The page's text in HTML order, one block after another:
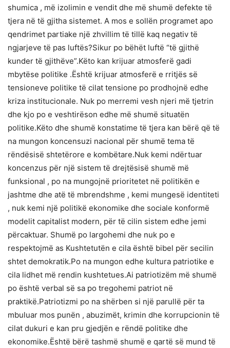
shumica , më izolimin e vendit dhe më shumë defekte të
tjera në të gjitha sistemet. A mos e sollën programet apo
qendrimet partiake një zhvillim të tillë kaq negativ të
ngjarjeve të pas luftës?Sikur po bëhët luftë “të gjithë
kunder të gjithëve”.Këto kan krijuar atmosferë gadi
mbytëse politike .Është krijuar atmosferë e rritjës së
tensioneve politike të cilat tensione po prodhojnë edhe
kriza institucionale. Nuk po merremi vesh njeri më tjetrin
dhe kjo po e veshtirëson edhe më shumë situatën
politike.Këto dhe shumë konstatime të tjera kan bërë që të
na mungon koncensuzi nacional për shumë tema të
rëndësisë shtetërore e kombëtare.Nuk kemi ndërtuar
koncenzus për një sistem të drejtësisë shumë më
funksional , po na mungojnë prioritetet në politikën e
jashtme dhe atë të mbrendshme , kemi mungesë identiteti
, nuk kemi një politikë ekonomike dhe sociale konformë
modelit capitalist modern, për të cilin sistem edhe jemi
përcaktuar. Shumë po largohemi dhe nuk po e
respektojmë as Kushtetutën e cila është bibel për secilin
shtet demokratik.Po na mungon edhe kultura patriotike e
cila lidhet më rendin kushtetues.Ai patriotizëm më shumë
po është verbal së sa po tregohemi patriot në
praktikë.Patriotizmi po na shërben si një parullë për ta
mbuluar mos punën , abuzimët, krimin dhe korrupcionin të
cilat dukuri e kan pru gjedjën e rëndë politike dhe
ekonomike.Është bërë tashmë shumë e qartë së mund të